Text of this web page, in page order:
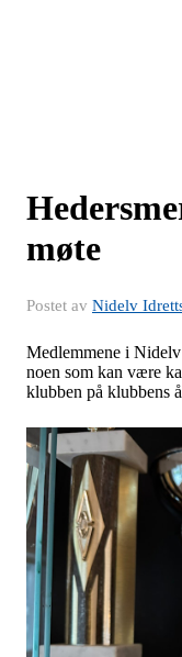
møte
Postet av Nidelv
Medlemmene i
noen som kan være
klubben på klubbens